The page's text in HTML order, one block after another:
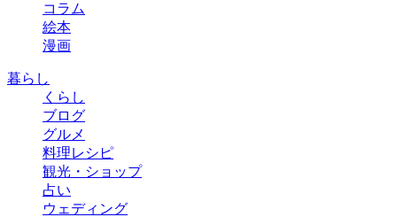
コラム
絵本
漫画
暮らし
くらし
ブログ
グルメ
料理レシピ
観光・ショップ
占い
ウェディング